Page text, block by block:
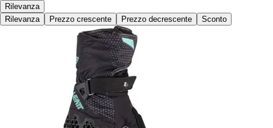
Rilevanza
Rilevanza
Prezzo crescente Prezzo decrescente Sconto